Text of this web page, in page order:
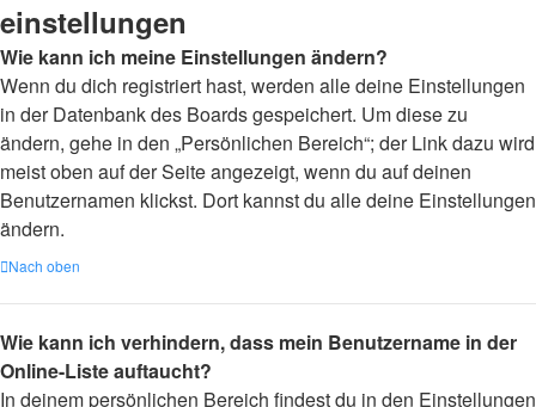
einstellungen
Wie kann ich meine Einstellungen ändern?
Wenn du dich registriert hast, werden alle deine Einstellungen
in der Datenbank des Boards gespeichert. Um diese zu
ändern, gehe in den „Persönlichen Bereich“; der Link dazu wird
meist oben auf der Seite angezeigt, wenn du auf deinen
Benutzernamen klickst. Dort kannst du alle deine Einstellungen
ändern.
Nach oben
Wie kann ich verhindern, dass mein Benutzername in der
Online-Liste auftaucht?
In deinem persönlichen Bereich findest du in den Einstellungen